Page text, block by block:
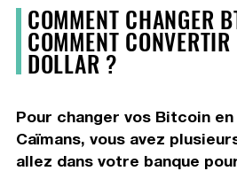
COMMENT CHANGER
COMMENT
DOLLAR ?
Pour changer vos Bitcoin
Caïmans, vous avez
allez dans votre banque